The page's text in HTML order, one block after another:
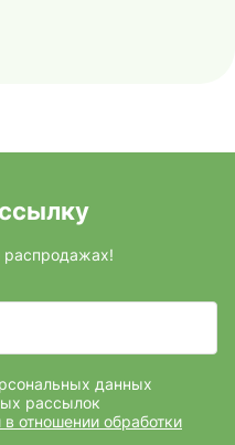
распродажах!
данных
рассылок
в отношении обработки